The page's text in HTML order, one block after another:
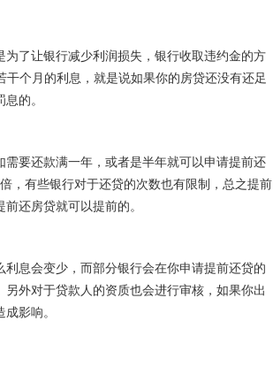
了让银行减少利润损失，银行收取违约金的方
个月的利息，就是说如果你的房贷还没有还足
的。
要还款满一年，或者是半年就可以申请提前还
，有些银行对于还贷的次数也有限制，总之提前
还房贷就可以提前的。
息会变少，而部分银行会在你申请提前还贷的
外对于贷款人的资质也会进行审核，如果你出
影响。